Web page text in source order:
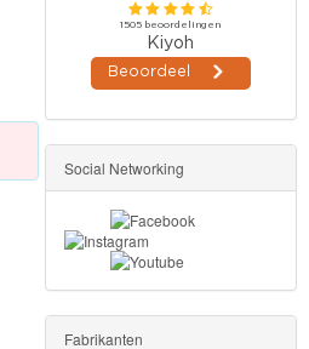
Social Networking
Fabrikanten